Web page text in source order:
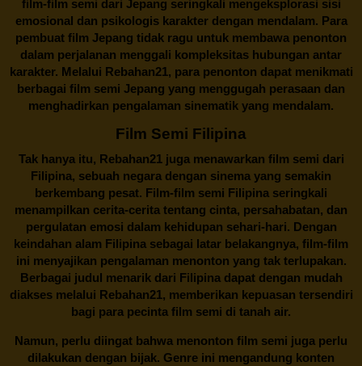
film-film semi dari Jepang seringkali mengeksplorasi sisi
emosional dan psikologis karakter dengan mendalam. Para
pembuat film Jepang tidak ragu untuk membawa penonton
dalam perjalanan menggali kompleksitas hubungan antar
karakter. Melalui Rebahan21, para penonton dapat menikmati
berbagai film semi Jepang yang menggugah perasaan dan
menghadirkan pengalaman sinematik yang mendalam.
Film Semi Filipina
Tak hanya itu, Rebahan21juga menawarkan film semi dari
Filipina, sebuah negara dengan sinema yang semakin
berkembang pesat. Film-film semi Filipina seringkali
menampilkan cerita-cerita tentang cinta, persahabatan, dan
pergulatan emosi dalam kehidupan sehari-hari. Dengan
keindahan alam Filipina sebagai latar belakangnya, film-film
ini menyajikan pengalaman menonton yang tak terlupakan.
Berbagai judul menarik dari Filipina dapat dengan mudah
diakses melalui Rebahan21, memberikan kepuasan tersendiri
bagi para pecinta film semi di tanah air.
Namun, perlu diingat bahwa menonton film semi juga perlu
dilakukan dengan bijak. Genre ini mengandung konten